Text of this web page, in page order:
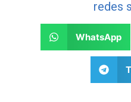
redes
WhatsApp